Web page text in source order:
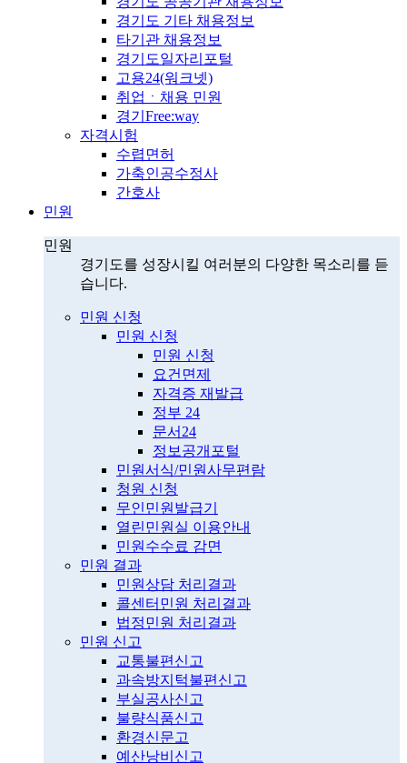
경기도 기타 채용정보
타기관 채용정보
경기도일자리포털
고용24(워크넷)
취업ㆍ채용 민원
경기Free:way
자격시험
수렵면허
가축인공수정사
간호사
민원
민원
경기도를 성장시킬 여러분의 다양한 목소리를 듣
습니다.
민원 신청
민원 신청
민원 신청
요건면제
자격증 재발급
정부 24
문서24
정보공개포털
민원서식/민원사무편람
청원 신청
무인민원발급기
열린민원실 이용안내
민원수수료 감면
민원 결과
민원상담 처리결과
콜센터민원 처리결과
법정민원 처리결과
민원 신고
교통불편신고
과속방지턱불편신고
부실공사신고
불량식품신고
환경신문고
예산낭비신고